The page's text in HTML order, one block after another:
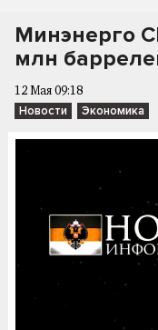
Минэнерго
млн
12 Мая 09:18
Новости Экономика